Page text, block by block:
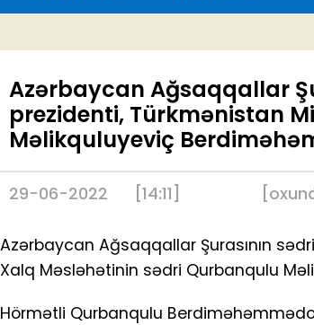
Azərbaycan Ağsaqqallar
prezidenti, Türkmənistan
Məlikquluyeviç
29-06-2022 [14:11] [
Azərbaycan Ağsaqqallar Şurasının
Xalq Məsləhətinin sədri Qurbanqulu
Hörmətli Qurbanqulu